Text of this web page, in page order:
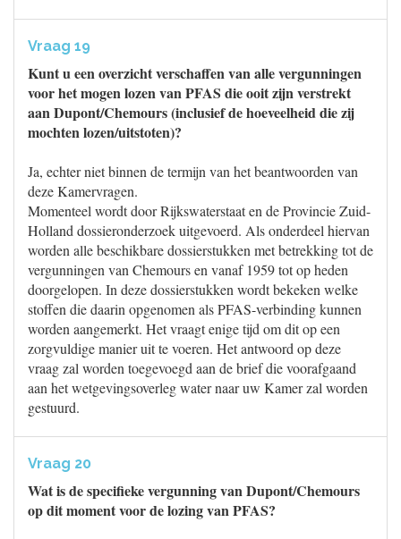
Vraag 19
Kunt u een overzicht verschaffen van alle vergunningen
voor het mogen lozen van PFAS die ooit zijn verstrekt
aan Dupont/Chemours (inclusief de hoeveelheid die zij
mochten lozen/uitstoten)?
Ja, echter niet binnen de termijn van het beantwoorden van
deze Kamervragen.
Momenteel wordt door Rijkswaterstaat en de Provincie Zuid-
Holland dossieronderzoek uitgevoerd. Als onderdeel hiervan
worden alle beschikbare dossierstukken met betrekking tot de
vergunningen van Chemours en vanaf 1959 tot op heden
doorgelopen. In deze dossierstukken wordt bekeken welke
stoffen die daarin opgenomen als PFAS-verbinding kunnen
worden aangemerkt. Het vraagt enige tijd om dit op een
zorgvuldige manier uit te voeren. Het antwoord op deze
vraag zal worden toegevoegd aan de brief die voorafgaand
aan het wetgevingsoverleg water naar uw Kamer zal worden
gestuurd.
Vraag 20
Wat is de specifieke vergunning van Dupont/Chemours
op dit moment voor de lozing van PFAS?